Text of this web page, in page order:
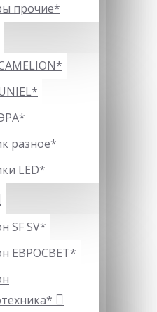
прочие*
разное*
LED*
SF SV*
ЕВРОСВЕТ*